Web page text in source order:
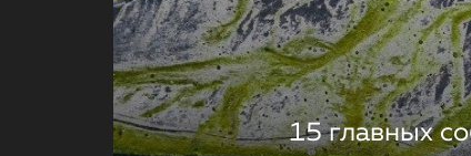
15 главных